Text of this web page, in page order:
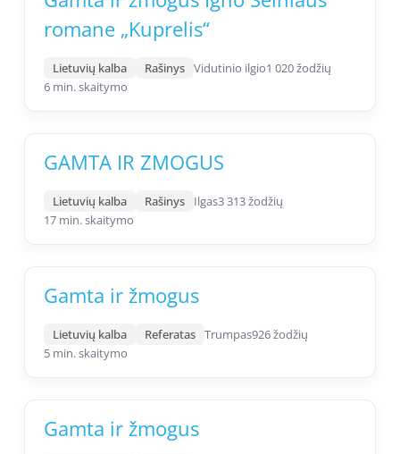
romane „Kuprelis“
Lietuvių kalba Rašinys Vidutinio ilgio1 020 žodžių
6 min. skaitymo
GAMTA IR ZMOGUS
Lietuvių kalba Rašinys Ilgas3 313 žodžių
17 min. skaitymo
Gamta ir žmogus
Lietuvių kalba Referatas Trumpas926 žodžių
5 min. skaitymo
Gamta ir žmogus